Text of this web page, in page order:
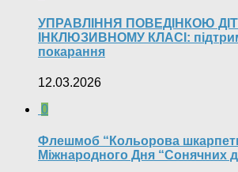
УПРАВЛІННЯ ПОВЕДІНКОЮ
ІНКЛЮЗИВНОМУ КЛАСІ:
покарання
12.03.2026
0
Флешмоб “Кольорова
Міжнародного Дня “Сонячних